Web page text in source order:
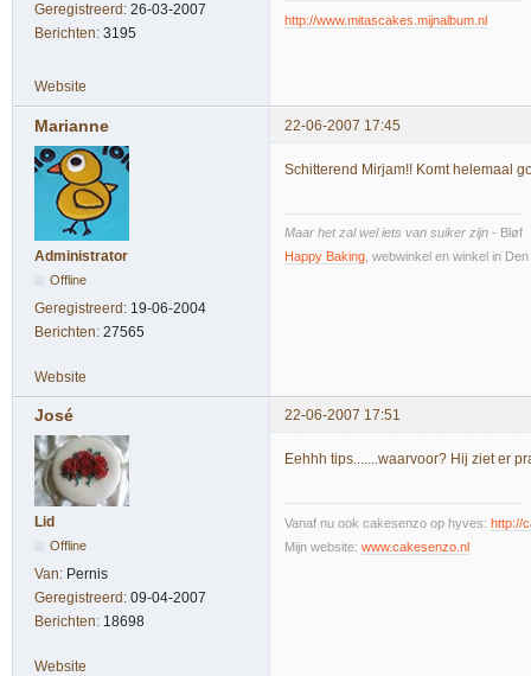
Geregistreerd: 26-03-2007
Berichten: 3195
http://www.mitascakes.mijnalbum.nl
Website
Marianne 22-06-2007 17:45
Administrator
Offline
Geregistreerd: 19-06-2004
Berichten: 27565
Schitterend Mirjam!! Komt helemaal
Maar het zal wel iets van suiker zijn - Bløf
Happy Baking , webwinkel en winkel in
Website
José 22-06-2007 17:51
Lid
Offline
Van: Pernis
Geregistreerd: 09-04-2007
Berichten: 18698
Eehhh tips.......waarvoor? Hij ziet er
Vanaf nu ook cakesenzo op hyves: http://
Mijn website: www.cakesenzo.nl
Website